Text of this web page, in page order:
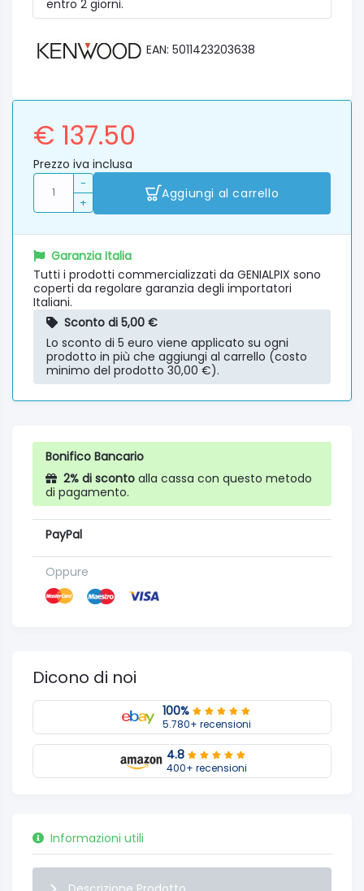
entro 2 giorni.
EAN: 5011423203638
€ 137.50
Prezzo iva inclusa
-
+
Aggiungi al carrello
Garanzia Italia
Tutti i prodotti commercializzati da GENIALPIX sono
coperti da regolare garanzia degli importatori
Italiani.
Sconto di 5,00 €
Lo sconto di 5 euro viene applicato su ogni
prodotto in più che aggiungi al carrello (costo
minimo del prodotto 30,00 €).
Bonifico Bancario
2% di sconto alla cassa con questo metodo
di pagamento.
PayPal
Oppure
Dicono di noi
100%
5.780+ recensioni
4.8
400+ recensioni
Informazioni utili